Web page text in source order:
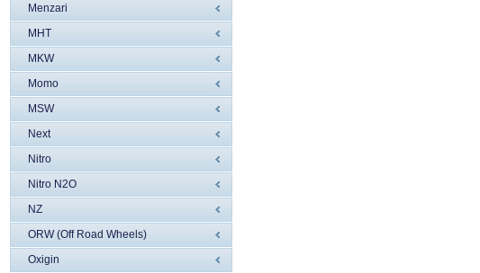
Menzari
MHT
MKW
Momo
MSW
Next
Nitro
Nitro N2O
NZ
ORW (Off Road Wheels)
Oxigin